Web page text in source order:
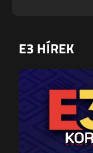
E3 HÍREK